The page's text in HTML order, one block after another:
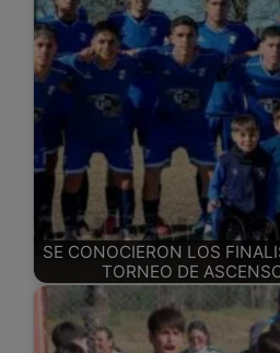
SE CONOCIERON LOS
TORNEO DE